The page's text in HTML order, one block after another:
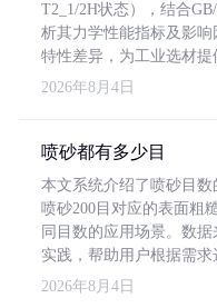
T2_1/2H状态），结合
析其力学性能指标及影
特性差异，为工业选材提
2026年8月4日
喷砂都有多少目
本文系统介绍了喷砂目
喷砂200目对应的表面粗
同目数的应用场景。数
实践，帮助用户根据需求
2026年8月4日